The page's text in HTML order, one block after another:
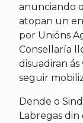
anunciando
atopan un
por Unións
Consellaría
disuadiran ás
seguir
Dende o
Labregas